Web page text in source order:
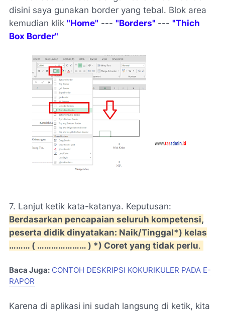
disini saya gunakan border yang tebal. Blok area
kemudian klik "Home" --- "Borders" --- "Thich
Box Border"
7. Lanjut ketik kata-katanya. Keputusan:
Berdasarkan pencapaian seluruh kompetensi,
peserta didik dinyatakan: Naik/Tinggal*) kelas
……… ( ………………… ) *) Coret yang tidak perlu.
Baca Juga: CONTOH DESKRIPSI KOKURIKULER PADA E-
RAPOR
Karena di aplikasi ini sudah langsung di ketik, kita